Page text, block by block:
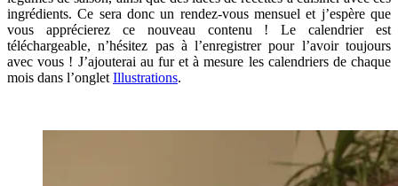
ingrédients. Ce sera donc un rendez-vous mensuel et j’espère que
vous apprécierez ce nouveau contenu ! Le calendrier est
téléchargeable, n’hésitez pas à l’enregistrer pour l’avoir toujours
avec vous ! J’ajouterai au fur et à mesure les calendriers de chaque
mois dans l’ongletIllustrations.